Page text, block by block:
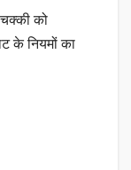
को
के नियमों का